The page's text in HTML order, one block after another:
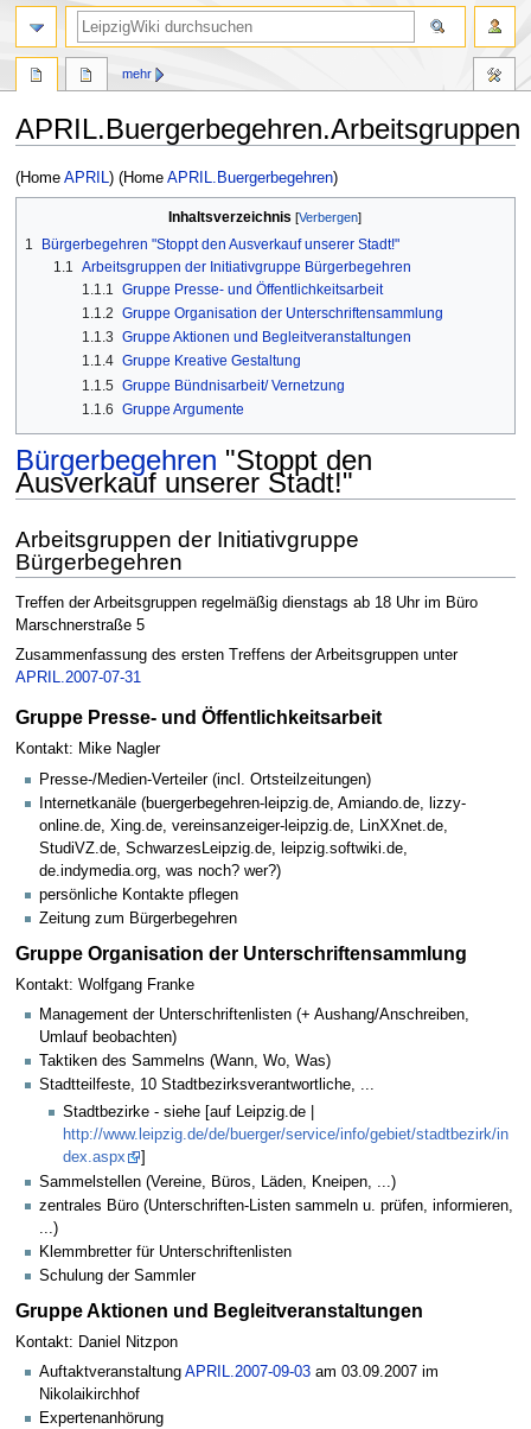
APRIL.Buergerbegehren.Arbeitsgruppen
Zur
Navigation
Zur
Suche
(Home APRIL ) (Home APRIL.Buergerbegehren)
Inhaltsverzeichnis
1
Bürgerbegehren "Stoppt den Ausverkauf unserer Stadt!"
1.1
Arbeitsgruppen der Initiativgruppe Bürgerbegehren
1.1.1
Gruppe Presse- und Öffentlichkeitsarbeit
1.1.2 Gruppe Organisation der Unterschriftensammlung
1.1.3 Gruppe Aktionen und Begleitveranstaltungen
1.1.4 Gruppe Kreative Gestaltung
1.1.5 Gruppe Bündnisarbeit/ Vernetzung
1.1.6 Gruppe Argumente
Bürgerbegehren "Stoppt den
Ausverkauf unserer Stadt!"
Arbeitsgruppen der Initiativgruppe
Bürgerbegehren
Treffen der Arbeitsgruppen regelmäßig dienstags ab 18 Uhr im Büro
Marschnerstraße 5
Zusammenfassung des ersten Treffens der Arbeitsgruppen unter
APRIL.2007-07-31
Gruppe Presse- und Öffentlichkeitsarbeit
Kontakt: Mike Nagler
Presse-/Medien-Verteiler (incl. Ortsteilzeitungen)
Internetkanäle (buergerbegehren-leipzig.de, Amiando.de, lizzy-
online.de, Xing.de, vereinsanzeiger-leipzig.de, LinXXnet.de,
StudiVZ.de, SchwarzesLeipzig.de, leipzig.softwiki.de,
de.indymedia.org, was noch? wer?)
persönliche Kontakte pflegen
Zeitung zum Bürgerbegehren
Gruppe Organisation der Unterschriftensammlung
Kontakt: Wolfgang Franke
Management der Unterschriftenlisten (+ Aushang/Anschreiben,
Umlauf beobachten)
Taktiken des Sammelns (Wann, Wo, Was)
Stadtteilfeste, 10 Stadtbezirksverantwortliche, ...
Stadtbezirke - siehe [auf Leipzig.de |
http://www.leipzig.de/de/buerger/service/info/gebiet/stadtbezirk/in
dex.aspx
Sammelstellen (Vereine, Büros, Läden, Kneipen, ...)
zentrales Büro (Unterschriften-Listen sammeln u. prüfen, informieren,
...)
Klemmbretter für Unterschriftenlisten
Schulung der Sammler
Gruppe Aktionen und Begleitveranstaltungen
Kontakt: Daniel Nitzpon
Auftaktveranstaltung APRIL.2007-09-03 am 03.09.2007 im
Nikolaikirchhof
Expertenanhörung
mehr